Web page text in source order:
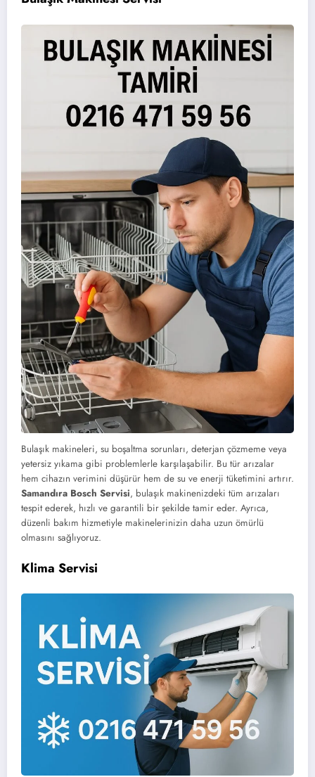
Bulaşık makineleri, su boşaltma sorunları, deterjan çözmeme veya
yetersiz yıkama gibi problemlerle karşılaşabilir. Bu tür arızalar
hem cihazın verimini düşürür hem de su ve enerji tüketimini artırır.
Samandıra Bosch Servisi, bulaşık makinenizdeki tüm arızaları
tespit ederek, hızlı ve garantili bir şekilde tamir eder. Ayrıca,
düzenli bakım hizmetiyle makinelerinizin daha uzun ömürlü
olmasını sağlıyoruz.
Klima Servisi